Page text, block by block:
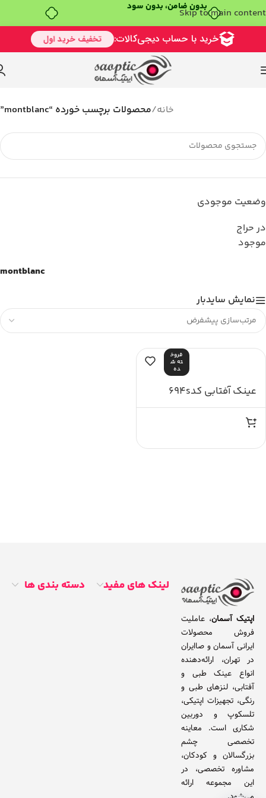
بدون ضامن، بدون سودSkip to main content
خانه/محصولات برچسب خورده “montblanc”
وضعیت موجودی
در حراج
موجود
montblanc
نمایش سایدبار
فروخ
ته ش
ده
عینک آفتابی کد694s
اپتیک آسمان، عاملیت
فروش محصولات
ایرانی آسمان و صاایران
در تهران، ارائه‌دهنده
انواع عینک طبی و
آفتابی، لنزهای طبی و
رنگی، تجهیزات اپتیکی،
تلسکوپ و دوربین
شکاری است. معاینه
تخصصی چشم
بزرگسالان و کودکان،
مشاوره تخصصی، در
این مجموعه ارائه
لینک های مفید دسته بندی ها